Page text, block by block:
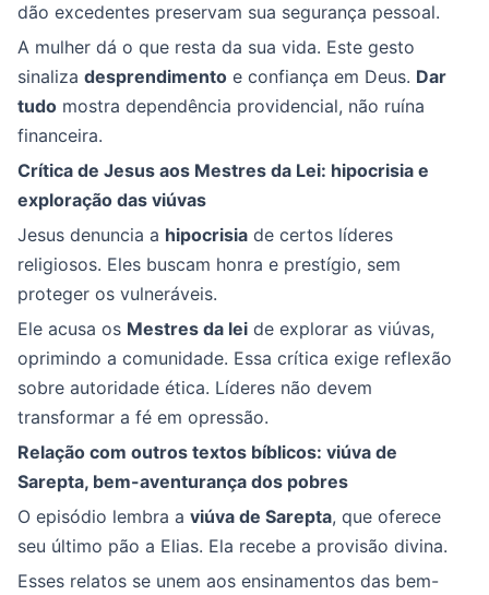
dão excedentes preservam sua segurança pessoal.
A mulher dá o que resta da sua vida. Este gesto
sinaliza desprendimento e confiança em Deus. Dar
tudo mostra dependência providencial, não ruína
financeira.
Crítica de Jesus aos Mestres da Lei: hipocrisia e
exploração das viúvas
Jesus denuncia a hipocrisia de certos líderes
religiosos. Eles buscam honra e prestígio, sem
proteger os vulneráveis.
Ele acusa os Mestres da lei de explorar as viúvas,
oprimindo a comunidade. Essa crítica exige reflexão
sobre autoridade ética. Líderes não devem
transformar a fé em opressão.
Relação com outros textos bíblicos: viúva de
Sarepta, bem-aventurança dos pobres
O episódio lembra a viúva de Sarepta, que oferece
seu último pão a Elias. Ela recebe a provisão divina.
Esses relatos se unem aos ensinamentos das bem-